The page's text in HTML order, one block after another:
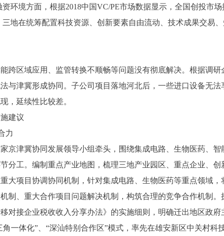
环境方面，根据2018中国VC/PE市场数据显示，全国创投市
地在统筹配置科技资源、创新要素自由流动、技术成果交易
区域应用、监管转换不顺畅等问题没有彻底解决。根据调研
与津冀形成协同。子公司项目落地河北后，一些进口设备无
，延续性比较差。
建议
力
津冀协同发展领导小组牵头，围绕集成电路、生物医药、智
分工。编制重点产业地图，梳理三地产业园区、重点企业、
大项目协调协同机制，针对集成电路、生物医药等重点领域
制、重大合作项目问题解决机制，构筑合理的竞争合作机制
对接企业税收收入分享办法》的实施细则，明确迁出地区政
角一体化”、“深汕特别合作区”模式，率先在雄安新区中关村